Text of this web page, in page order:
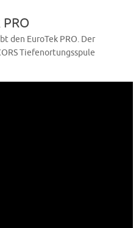
den EuroTek PRO. Der
Tiefenortungsspule